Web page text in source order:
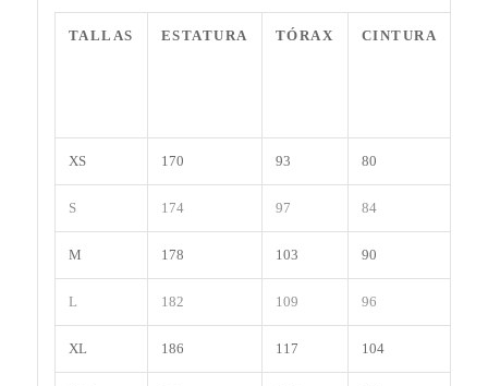
TALLAS ESTATURA TÓRAX CINTURA
XS 170 93 80
S 174 97 84
M 178 103 90
L 182 109 96
XL 186 117 104